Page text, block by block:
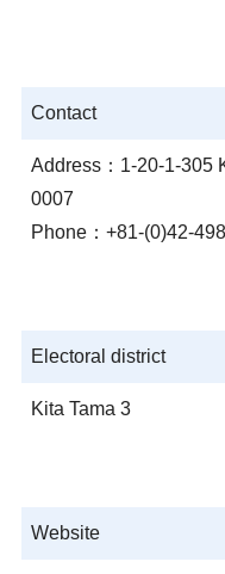
Contact
Address：1-20-1-305
0007
Phone：+81-(0)42-
Electoral district
Kita Tama 3
Website